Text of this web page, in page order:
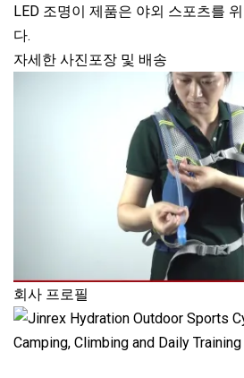
LED 조명이 제품은 야외 스포츠를
다.
자세한 사진포장 및 배송
회사 프로필